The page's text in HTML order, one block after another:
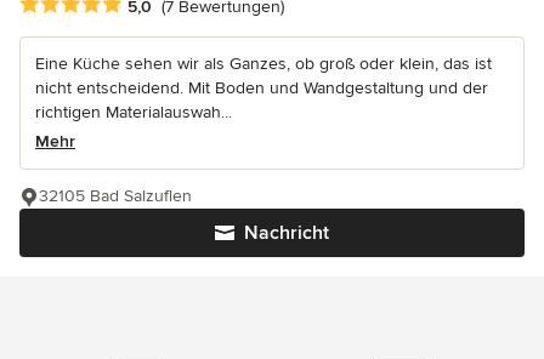
Durchschnittliche Bewertung: 5 von 5 Sternen
5,0 (7 Bewertungen)
Eine Küche sehen wir als Ganzes, ob groß oder klein, das ist
nicht entscheidend. Mit Boden und Wandgestaltung und der
richtigen Materialauswah...
Mehr
Nachricht
32105 Bad Salzuflen